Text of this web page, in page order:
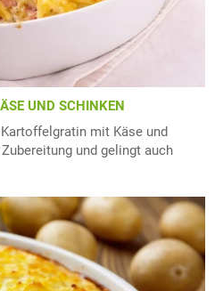
UND SCHINKEN
mit Käse und
und gelingt auch